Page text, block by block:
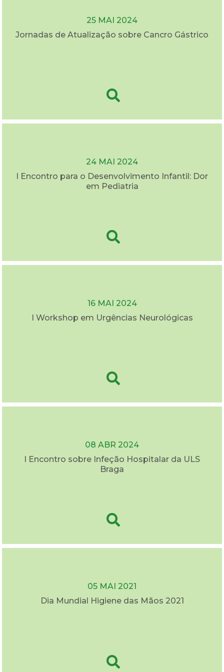
25 MAI 2024
Jornadas de Atualização sobre Cancro Gástrico
24 MAI 2024
I Encontro para o Desenvolvimento Infantil: Dor
em Pediatria
16 MAI 2024
I Workshop em Urgências Neurológicas
08 ABR 2024
I Encontro sobre Infeção Hospitalar da ULS
Braga
05 MAI 2021
Dia Mundial Higiene das Mãos 2021